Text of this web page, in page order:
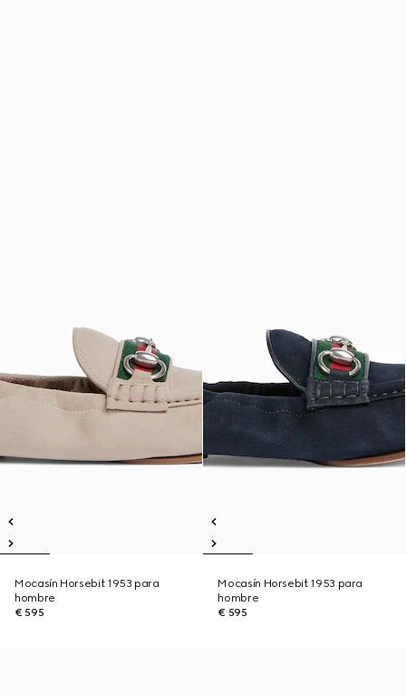
Mocasín Horsebit 1953 para
hombre
€ 595
Mocasín Horsebit 1953 para
hombre
€ 595